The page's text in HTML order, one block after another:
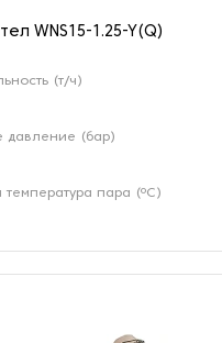
WNS15-1.25-Y(Q)
(т/ч)
давление (бар)
температура пара (ºС)